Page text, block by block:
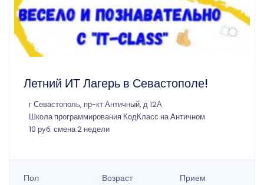
Летний ИТ Лагерь в Севастополе!
г Севастополь, пр-кт Античный, д 12А
Школа программирования КодКласс на Античном
10 руб. смена 2 недели
Пол Возраст Прием